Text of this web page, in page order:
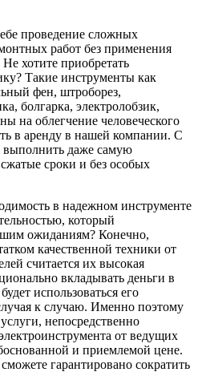
проведение сложных
работ без применения
хотите приобретать
Такие инструменты как
фен, штроборез,
болгарка, электролобзик,
на облегчение человеческого
в аренду в нашей компании. С
даже самую
сроки и без особых
в надежном инструменте
который
ожиданиям? Конечно,
качественной техники от
считается их высокая
вкладывать деньги в
использоваться его
к случаю. Именно поэтому
непосредственно
от ведущих
и приемлемой цене.
гарантировано сократить